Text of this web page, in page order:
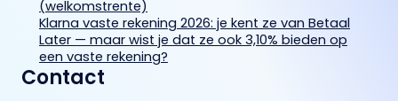
(welkomstrente)
Klarna vaste rekening 2026: je kent ze van Betaal
Later — maar wist je dat ze ook 3,10% bieden op
een vaste rekening?
Contact